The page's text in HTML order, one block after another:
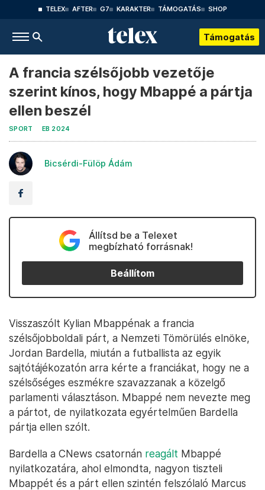
TELEX AFTER G7 KARAKTER TÁMOGATÁS SHOP
Támogatás
A francia szélsőjobb vezetője
szerint kínos, hogy Mbappé a pártja
ellen beszél
SPORT EB 2024
Bicsérdi-Fülöp Ádám
Állítsd be a Telexet
megbízható forrásnak!
Beállítom
Visszaszólt Kylian Mbappénak a francia
szélsőjobboldali párt, a Nemzeti Tömörülés elnöke,
Jordan Bardella, miután a futballista az egyik
sajtótájékozatón arra kérte a franciákat, hogy ne a
szélsőséges eszmékre szavazzanak a közelgő
parlamenti választáson. Mbappé nem nevezte meg
a pártot, de nyilatkozata egyértelműen Bardella
pártja ellen szólt.
Bardella a CNews csatornán reagált Mbappé
nyilatkozatára, ahol elmondta, nagyon tiszteli
Mbappét és a párt ellen szintén felszólaló Marcus